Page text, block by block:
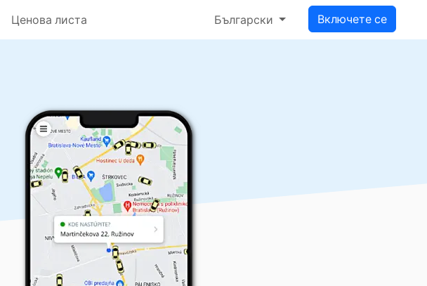
Ценова листа Български Включете се